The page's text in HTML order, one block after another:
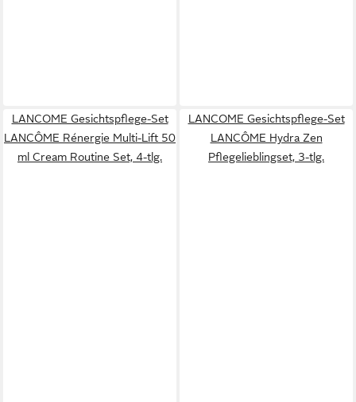
LANCOME Gesichtspflege-Set
LANCÔME Rénergie Multi-Lift 50
ml Cream Routine Set, 4-tlg.
LANCOME Gesichtspflege-Set
LANCÔME Hydra Zen
Pflegelieblingset, 3-tlg.